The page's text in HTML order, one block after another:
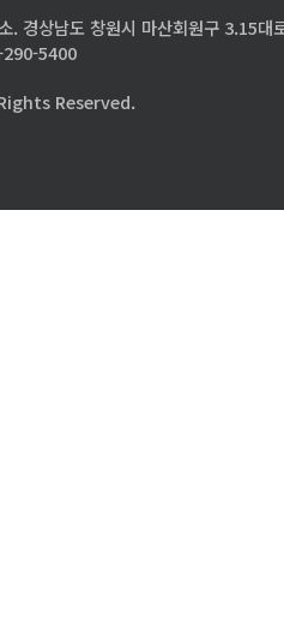
. 경상남도 창원시 마산회원구 3.15대
5400
Reserved.